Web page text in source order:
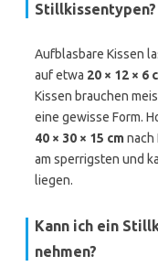
Stillkissentypen?
Aufblasbare Kissen
auf etwa 20 × 12 × 6
Kissen brauchen
eine gewisse Form.
40 × 30 × 15 cmnach
am sperrigsten und
liegen.
Kann ich ein
nehmen?